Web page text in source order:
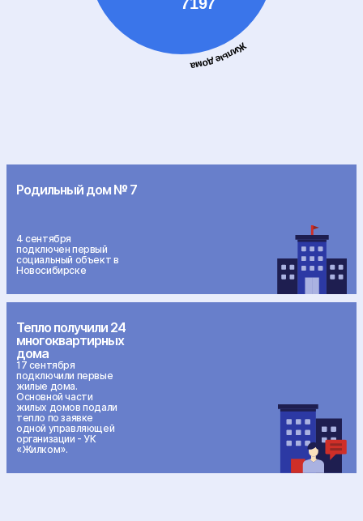
Родильный дом № 7
4 сентября
подключен первый
социальный объект в
Новосибирске
Тепло получили 24
многоквартирных
дома
17 сентября
подключили первые
жилые дома.
Основной части
жилых домов подали
тепло по заявке
одной управляющей
организации - УК
«Жилком».